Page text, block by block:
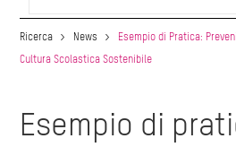
Ricerca News Esempio di Pratica:
Cultura Scolastica Sostenibile
Esempio di